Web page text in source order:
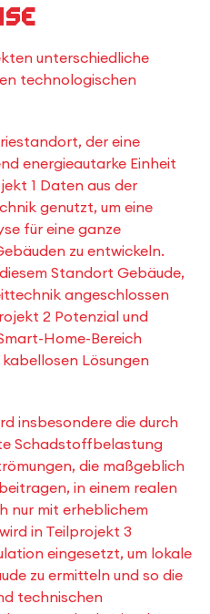
unterschiedliche
technologischen
der eine
energieautarke Einheit
1 Daten aus der
genutzt, um eine
für eine ganze
zu entwickeln.
Standort Gebäude,
angeschlossen
2 Potenzial und
Home-Bereich
Lösungen
insbesondere die durch
Schadstoffbelastung
die maßgeblich
in einem realen
nur mit erheblichem
in Teilprojekt 3
eingesetzt, um lokale
zu ermitteln und so die
technischen